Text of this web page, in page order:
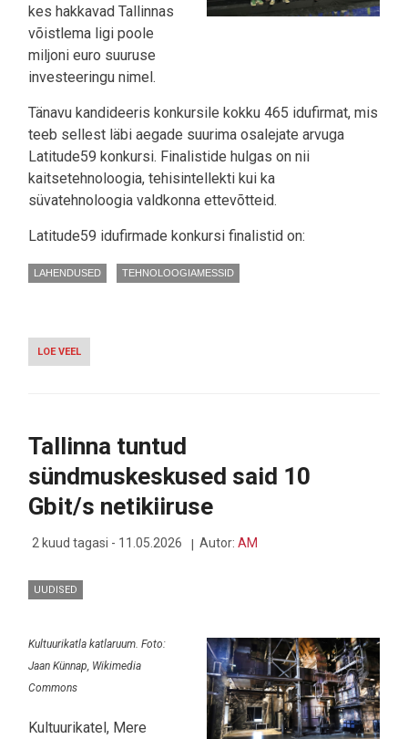
kes hakkavad Tallinnas
võistlema ligi poole
miljoni euro suuruse
investeeringu nimel.
Tänavu kandideeris konkursile kokku 465 idufirmat, mis
teeb sellest läbi aegade suurima osalejate arvuga
Latitude59 konkursi. Finalistide hulgas on nii
kaitsetehnoloogia, tehisintellekti kui ka
süvatehnoloogia valdkonna ettevõtteid.
Latitude59 idufirmade konkursi finalistid on:
LAHENDUSED TEHNOLOOGIAMESSID
LOE VEEL
LATITUDE59
IDUFIRMAD
SOOMEST,
JA
Tallinna tuntud
sündmuskeskused said 10
Gbit/s netikiiruse
2 kuud tagasi - 11.05.2026 Autor: AM
UUDISED
Kultuurikatla katlaruum. Foto:
Jaan Künnap, Wikimedia
Commons
Kultuurikatel, Mere